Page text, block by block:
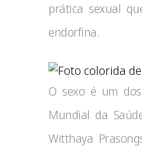
prática sexual
endorfina.
O sexo é um
Mundial da
Witthaya